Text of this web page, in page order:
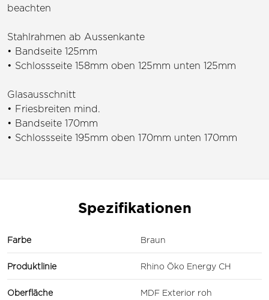
beachten
Stahlrahmen ab Aussenkante
• Bandseite 125mm
• Schlossseite 158mm oben 125mm unten 125mm
Glasausschnitt
• Friesbreiten mind.
• Bandseite 170mm
• Schlossseite 195mm oben 170mm unten 170mm
Spezifikationen
Farbe Braun
Produktlinie Rhino Öko Energy CH
Oberfläche MDF Exterior roh